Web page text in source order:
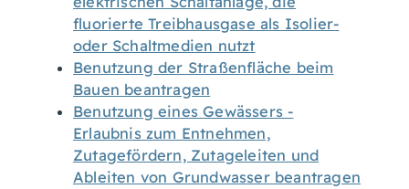
fluorierte Treibhausgase als Isolier-
oder Schaltmedien nutzt
Benutzung der Straßenfläche beim
Bauen beantragen
Benutzung eines Gewässers -
Erlaubnis zum Entnehmen,
Zutagefördern, Zutageleiten und
Ableiten von Grundwasser beantragen